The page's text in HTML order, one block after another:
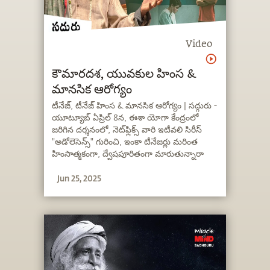
Video
కౌమారదశ, యువకుల హింస &
మానసిక ఆరోగ్యం
టీనేజ్, టీనేజ్ హింస & మానసిక ఆరోగ్యం | సద్గురు -
యూట్యూబ్ ఏప్రిల్ 8న, ఈశా యోగా కేంద్రంలో
జరిగిన దర్శనంలో, నెట్‌ఫ్లిక్స్ వారి ఇటీవలి సిరీస్
"అడోలెసెన్స్" గురించి, ఇంకా టీనేజర్లు మరింత
హింసాత్మకంగా, ద్వేషపూరితంగా మారుతున్నారా
టీనేజర్ల హింసకు ప్రధాన కారణం ఏమిటో, వారి
వివరించారు.
Jun 25, 2025